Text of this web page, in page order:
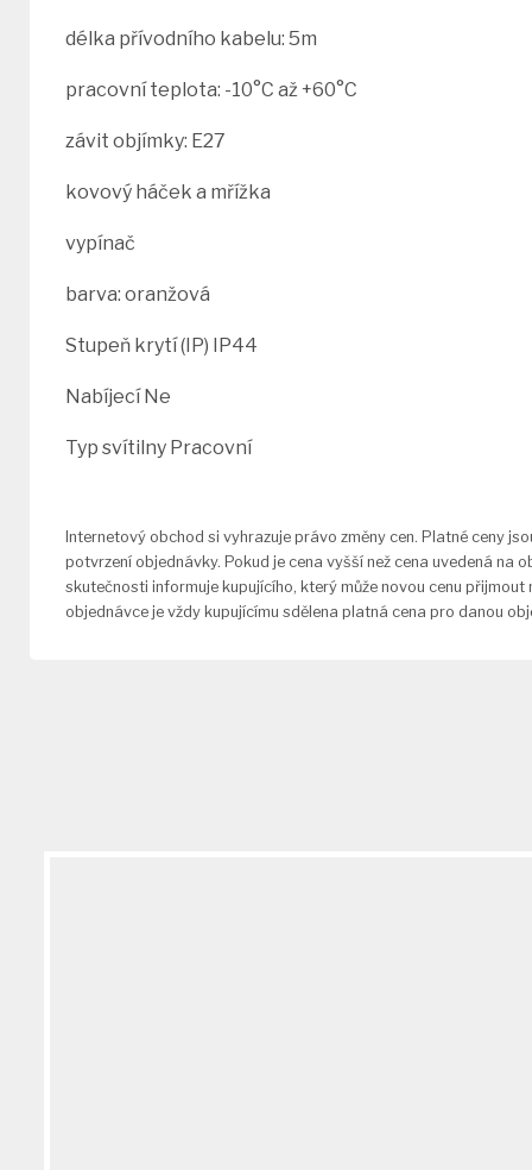
délka přívodního kabelu: 5m
pracovní teplota: -10°C až +60°C
závit objímky: E27
kovový háček a mřížka
vypínač
barva: oranžová
Stupeň krytí (IP) IP44
Nabíjecí Ne
Typ svítilny Pracovní
Internetový obchod si vyhrazuje právo změny cen. Platné ceny
potvrzení objednávky. Pokud je cena vyšší než cena uvedená na
skutečnosti informuje kupujícího, který může novou cenu
objednávce je vždy kupujícímu sdělena platná cena pro danou